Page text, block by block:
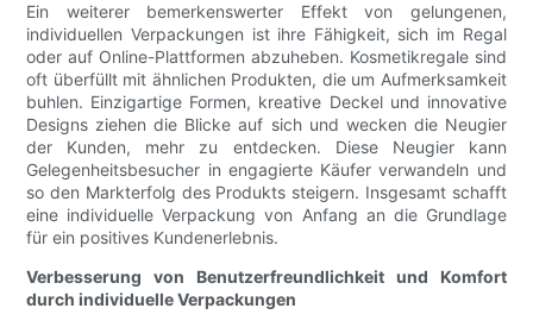
Ein weiterer bemerkenswerter Effekt von gelungenen,
individuellen Verpackungen ist ihre Fähigkeit, sich im Regal
oder auf Online-Plattformen abzuheben. Kosmetikregale sind
oft überfüllt mit ähnlichen Produkten, die um Aufmerksamkeit
buhlen. Einzigartige Formen, kreative Deckel und innovative
Designs ziehen die Blicke auf sich und wecken die Neugier
der Kunden, mehr zu entdecken. Diese Neugier kann
Gelegenheitsbesucher in engagierte Käufer verwandeln und
so den Markterfolg des Produkts steigern. Insgesamt schafft
eine individuelle Verpackung von Anfang an die Grundlage
für ein positives Kundenerlebnis.
Verbesserung von Benutzerfreundlichkeit und Komfort
durch individuelle Verpackungen